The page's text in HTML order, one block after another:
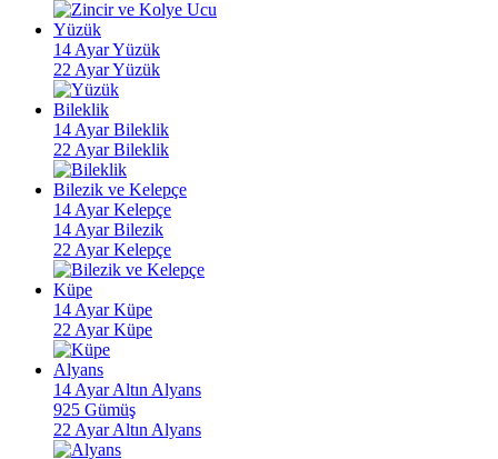
Yüzük
14 Ayar Yüzük
22 Ayar Yüzük
Bileklik
14 Ayar Bileklik
22 Ayar Bileklik
Bilezik ve Kelepçe
14 Ayar Kelepçe
14 Ayar Bilezik
22 Ayar Kelepçe
Küpe
14 Ayar Küpe
22 Ayar Küpe
Alyans
14 Ayar Altın Alyans
925 Gümüş
22 Ayar Altın Alyans